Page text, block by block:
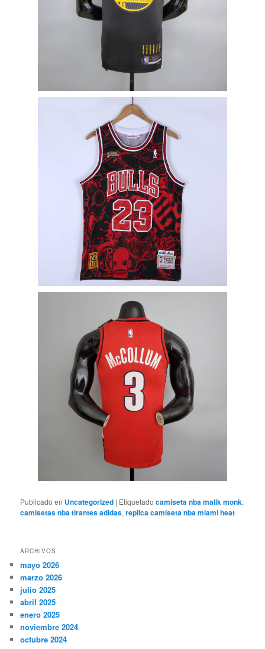
Publicado en Uncategorized | Etiquetado camiseta nba malik monk,
camisetas nba tirantes adidas,replica camiseta nba miami heat
ARCHIVOS
mayo 2026
marzo 2026
julio 2025
abril 2025
enero 2025
noviembre 2024
octubre 2024